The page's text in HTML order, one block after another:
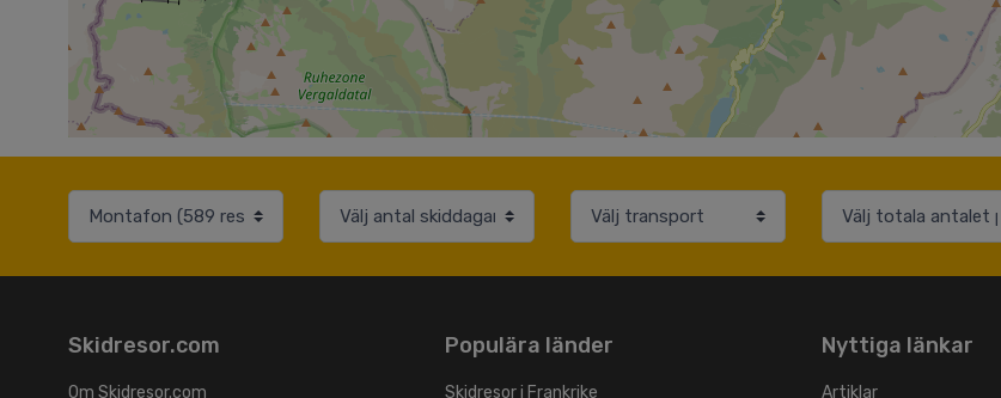
Skidresor.com
Om Skidresor.com
Populära länder
Skidresor i Frankrike
Nyttiga länkar
Artiklar